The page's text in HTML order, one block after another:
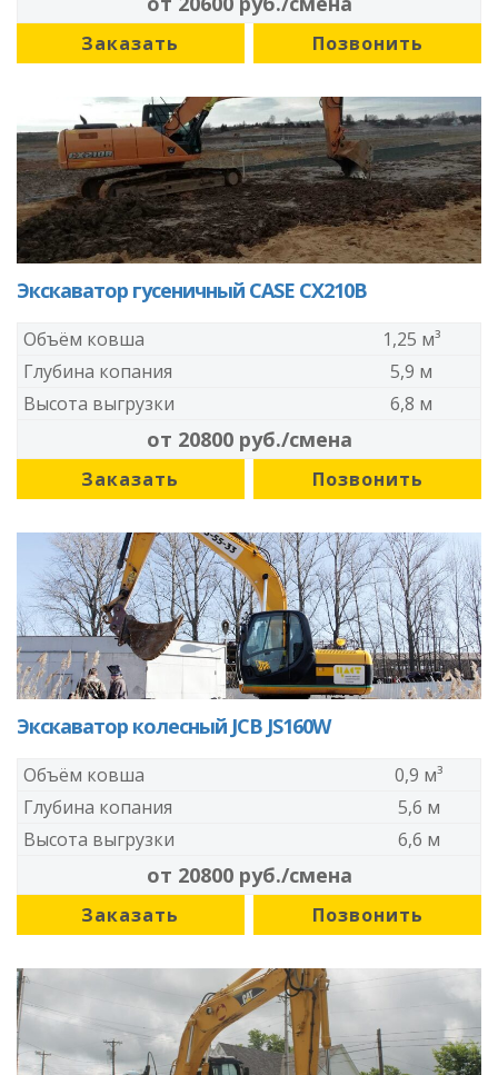
Заказать Позвонить
Экскаватор гусеничный CASE CX210B
Объём ковша
1,25 м³
Глубина копания
5,9 м
Высота выгрузки
6,8 м
от 20800 руб./смена
Заказать Позвонить
Экскаватор колесный JCB JS160W
Объём ковша
0,9 м³
Глубина копания
5,6 м
Высота выгрузки
6,6 м
от 20800 руб./смена
Заказать Позвонить